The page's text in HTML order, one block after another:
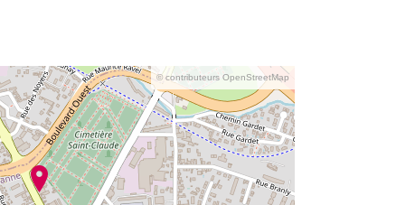
© contributeurs OpenStreetMap